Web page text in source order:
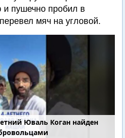
пушечно пробил в
мяч на угловой.
Юваль Коган найден